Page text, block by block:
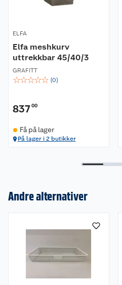
ELFA
Elfa meshkurv
uttrekkbar 45/40/3
GRAFITT
☆☆☆☆☆ (0)
83700
Få på lager
På lager i 2 butikker
Andre alternativer
Butikker
Om oss
Våre merkevarer